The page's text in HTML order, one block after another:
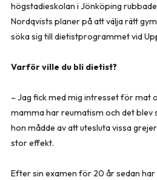
högstadieskolan i Jönköping
Nordqvists planer på att välja rätt
söka sig till dietistprogrammet vid
Varför ville du bli dietist?
– Jag fick med mig intresset för mat
mamma har reumatism och det blev
hon mådde av att utesluta vissa
stor effekt.
Efter sin examen för 20 år sedan